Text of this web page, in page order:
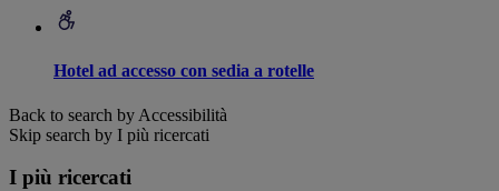
Hotel ad accesso con sedia a rotelle
Back to search by Accessibilità
Skip search by I più ricercati
I più ricercati